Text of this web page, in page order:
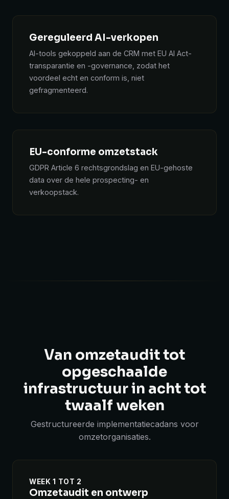
Gereguleerd AI-verkopen
AI-tools gekoppeld aan de CRM met EU AI Act-
transparantie en -governance, zodat het
voordeel echt en conform is, niet
gefragmenteerd.
EU-conforme omzetstack
GDPR Article 6 rechtsgrondslag en EU-gehoste
data over de hele prospecting- en
verkoopstack.
Van omzetaudit tot
opgeschaalde
infrastructuur in acht tot
twaalf weken
Gestructureerde implementatiecadans voor
omzetorganisaties.
WEEK 1 TOT 2
Omzetaudit en ontwerp